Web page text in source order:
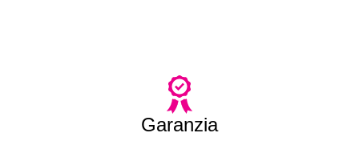
Garanzia